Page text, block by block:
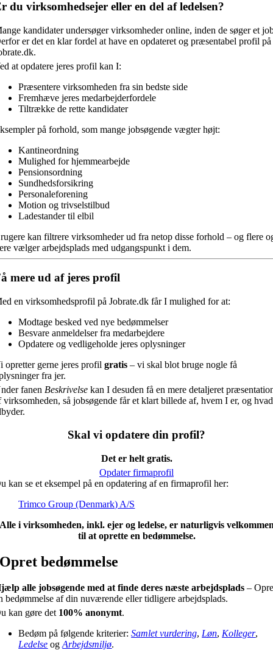
du virksomhedsejer eller en del af ledelsen?
kandidater undersøger virksomheder online, inden de søger et
er det en klar fordel at have en opdateret og præsentabel profil på
at opdatere jeres profil kan I:
Præsentere virksomheden fra sin bedste side
Fremhæve jeres medarbejderfordele
Tiltrække de rette kandidater
på forhold, som mange jobsøgende vægter højt:
Kantineordning
Mulighed for hjemmearbejde
Pensionsordning
Sundhedsforsikring
Personaleforening
Motion og trivselstilbud
Ladestander til elbil
kan filtrere virksomheder ud fra netop disse forhold – og flere
vælger arbejdsplads med udgangspunkt i dem.
mere ud af jeres profil
en virksomhedsprofil på Jobrate.dk får I mulighed for at:
Modtage besked ved nye bedømmelser
Besvare anmeldelser fra medarbejdere
Opdatere og vedligeholde jeres oplysninger
opretter gerne jeres profilgratis – vi skal blot bruge nogle få
fra jer.
fanen Beskrivelse kan I desuden få en mere detaljeret
virksomheden, så jobsøgende får et klart billede af, hvem I er, og
Skal vi opdatere din profil?
Det er helt gratis.
Opdater firmaprofil
kan se et eksempel på en opdatering af en firmaprofil her:
Trimco Group (Denmark) A/S
i virksomheden, inkl. ejer og ledelse, er naturligvis
til at oprette en bedømmelse.
Opret bedømmelse
alle jobsøgende med at finde deres næste arbejdsplads –
bedømmelse af din nuværende eller tidligere arbejdsplads.
kan gøre det 100% anonymt.
Bedøm på følgende kriterier:Samlet vurdering, Løn, Kolleger,
Ledelse ogArbejdsmiljø.